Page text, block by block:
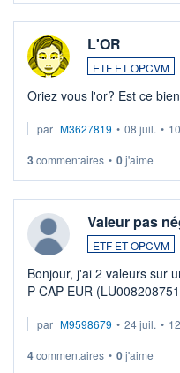
L'OR
ETF ET OPCVM
Oriez vous l'or? Est ce
par M3627819 • 08 juil. •
3 commentaires • 0j'aime
Valeur pas
ETF ET OPCVM
Bonjour, j'ai 2 valeurs sur
P CAP EUR
veux procéder à la vente,
par M9598679 • 24 juil. •
4commentaires • 0j'aime